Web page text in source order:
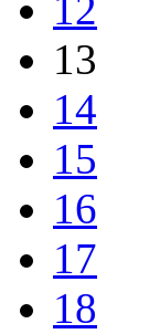
13
14
15
16
17
18